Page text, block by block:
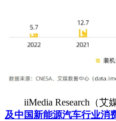
iiMedia Research（艾
及中国新能源汽车行业消